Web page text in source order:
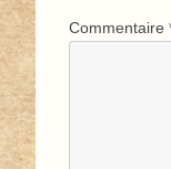
Commentaire